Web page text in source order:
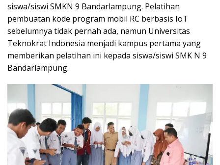
siswa/siswi SMKN 9 Bandarlampung. Pelatihan
pembuatan kode program mobil RC berbasis IoT
sebelumnya tidak pernah ada, namun Universitas
Teknokrat Indonesia menjadi kampus pertama yang
memberikan pelatihan ini kepada siswa/siswi SMK N 9
Bandarlampung.